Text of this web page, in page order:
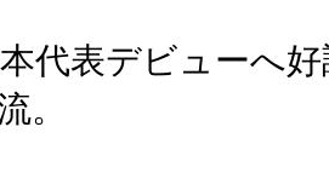
代表デビューへ
。